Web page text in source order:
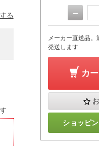
る －
メーカー直送品
発送します
カ
ショッピ